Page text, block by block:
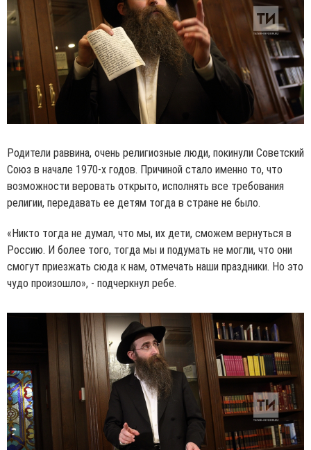
Родители раввина, очень религиозные люди, покинули Советский
Союз в начале 1970-х годов. Причиной стало именно то, что
возможности веровать открыто, исполнять все требования
религии, передавать ее детям тогда в стране не было.
«Никто тогда не думал, что мы, их дети, сможем вернуться в
Россию. И более того, тогда мы и подумать не могли, что они
смогут приезжать сюда к нам, отмечать наши праздники. Но это
чудо произошло», - подчеркнул ребе.